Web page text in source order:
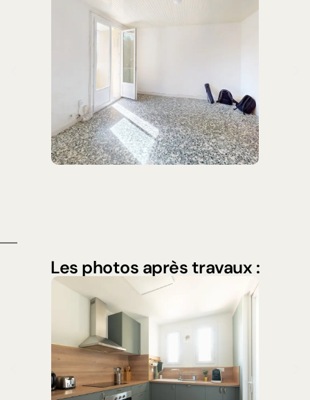
Les photos après travaux :